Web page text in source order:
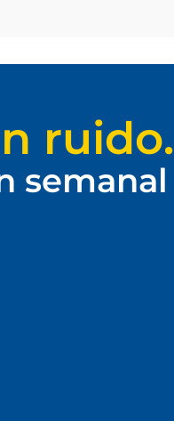
ruido.
semanal